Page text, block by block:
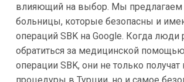
влияющий на выбор. Мы предлагаем
больницы, которые безопасны и
операций SBK на Google. Когда
обратиться за медицинской
операции SBK, они не только получат